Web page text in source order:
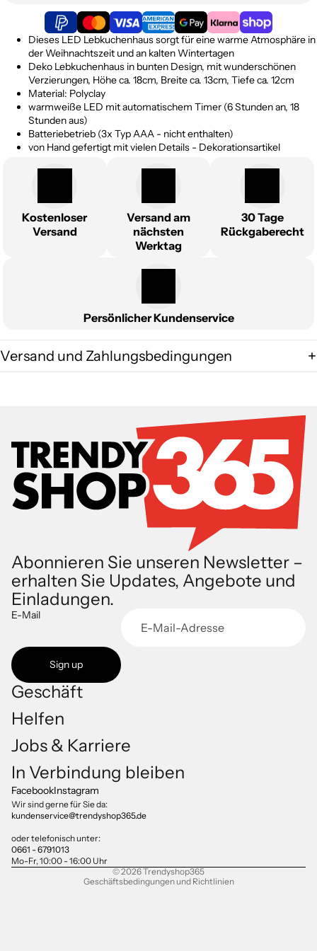
Dieses LED Lebkuchenhaus sorgt für eine warme Atmosphäre in
der Weihnachtszeit und an kalten Wintertagen
Deko Lebkuchenhaus in bunten Design, mit wunderschönen
Verzierungen, Höhe ca. 18cm, Breite ca. 13cm, Tiefe ca. 12cm
Material: Polyclay
warmweiße LED mit automatischem Timer (6 Stunden an, 18
Stunden aus)
Batteriebetrieb (3x Typ AAA - nicht enthalten)
von Hand gefertigt mit vielen Details - Dekorationsartikel
Kostenloser
Versand
Versand am
nächsten
Werktag
30 Tage
Rückgaberecht
Persönlicher Kundenservice
Versand und Zahlungsbedingungen
Abonnieren Sie unseren Newsletter –
erhalten Sie Updates, Angebote und
Einladungen.
E-Mail
Sign up
Geschäft
Helfen
Jobs & Karriere
In Verbindung bleiben
FacebookInstagram
Wir sind gerne für Sie da:
kundenservice@trendyshop365.de
oder telefonisch unter:
0661 - 6791013
Mo-Fr, 10:00 - 16:00 Uhr
© 2026Trendyshop365
Geschäftsbedingungen und Richtlinien
Impressum
Versand
AGB
Kontaktinformationen
Widerrufsrecht